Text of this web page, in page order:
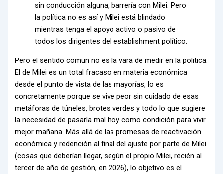
sin conducción alguna, barrería con Milei. Pero
la política no es así y Milei está blindado
mientras tenga el apoyo activo o pasivo de
todos los dirigentes del establishment político.
Pero el sentido común no es la vara de medir en la política.
El de Milei es un total fracaso en materia económica
desde el punto de vista de las mayorías, lo es
concretamente porque se vive peor sin cuidado de esas
metáforas de túneles, brotes verdes y todo lo que sugiere
la necesidad de pasarla mal hoy como condición para vivir
mejor mañana. Más allá de las promesas de reactivación
económica y redención al final del ajuste por parte de Milei
(cosas que deberían llegar, según el propio Milei, recién al
tercer de año de gestión, en 2026), lo objetivo es el